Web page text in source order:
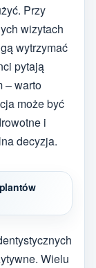
Przy
wizytach
wytrzymać
pytają
– warto
może być
i
decyzja.
Wielu